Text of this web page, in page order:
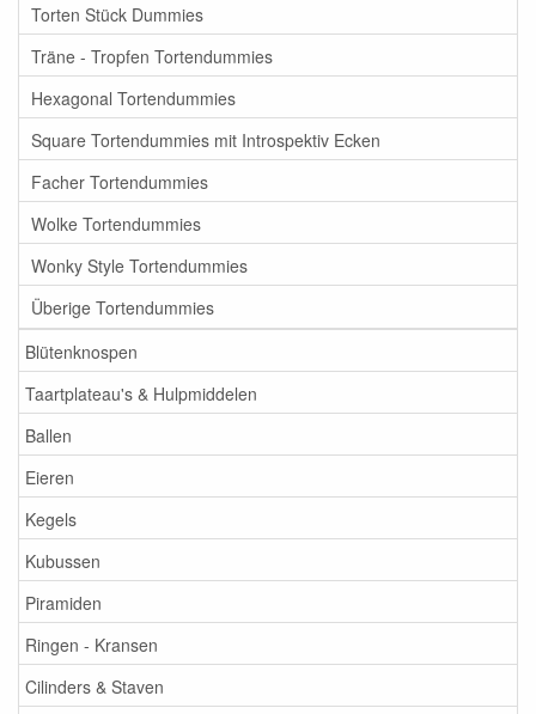
Torten Stück Dummies
Träne - Tropfen Tortendummies
Hexagonal Tortendummies
Square Tortendummies mit Introspektiv Ecken
Facher Tortendummies
Wolke Tortendummies
Wonky Style Tortendummies
Überige Tortendummies
Blütenknospen
Taartplateau's & Hulpmiddelen
Ballen
Eieren
Kegels
Kubussen
Piramiden
Ringen - Kransen
Cilinders & Staven